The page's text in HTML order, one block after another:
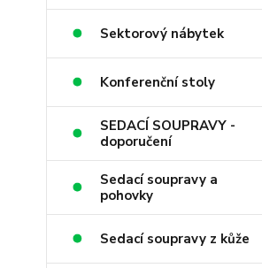
Sektorový nábytek
Konferenční stoly
SEDACÍ SOUPRAVY -
doporučení
Sedací soupravy a
pohovky
Sedací soupravy z kůže